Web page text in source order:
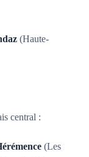
(Haute-
central :
(Les